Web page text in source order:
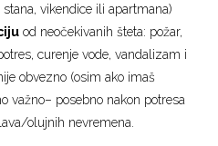
stana, vikendice ili apartmana)
od neočekivanih šteta: požar,
curenje vode, vandalizam i
obvezno (osim ako imaš
važno– posebno nakon potresa
olujnih nevremena.